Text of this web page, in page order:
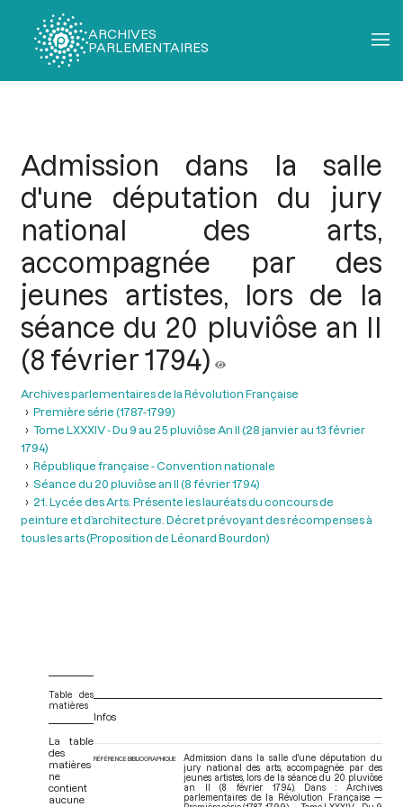
ARCHIVES
PARLEMENTAIRES
Admission dans la salle
d'une députation du jury
national des arts,
accompagnée par des
jeunes artistes, lors de la
séance du 20 pluviôse an II
(8 février 1794)
Archives parlementaires de la Révolution Française
Première série (1787-1799)
Tome LXXXIV - Du 9 au 25 pluviôse An II (28 janvier au 13 février
1794)
République française - Convention nationale
Séance du 20 pluviôse an II (8 février 1794)
21. Lycée des Arts. Présente les lauréats du concours de
peinture et d’architecture. Décret prévoyant des récompenses à
tous les arts (Proposition de Léonard Bourdon)
Table des
matières
La table
des
matières
ne
contient
aucune
Infos
RÉFÉRENCE BIBLIOGRAPHIQUE
Admission dans la salle d'une députation du
jury national des arts, accompagnée par des
jeunes artistes, lors de la séance du 20 pluviôse
an II (8 février 1794). Dans : Archives
parlementaires de la Révolution Française —